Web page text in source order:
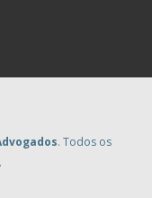
. Todos os